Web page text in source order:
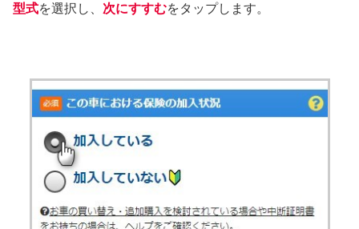
型式を選択し、 次にすすむをタップします。